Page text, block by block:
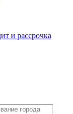
и рассрочка